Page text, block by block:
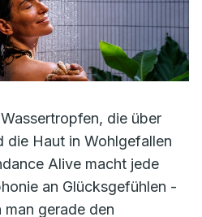
die über
die Haut in Wohlgefallen
Alive macht jede
an Glücksgefühlen -
gerade den